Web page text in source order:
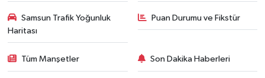
Samsun Trafik Yoğunluk
Haritası
Puan Durumu ve Fikstür
Tüm Manşetler Son Dakika Haberleri